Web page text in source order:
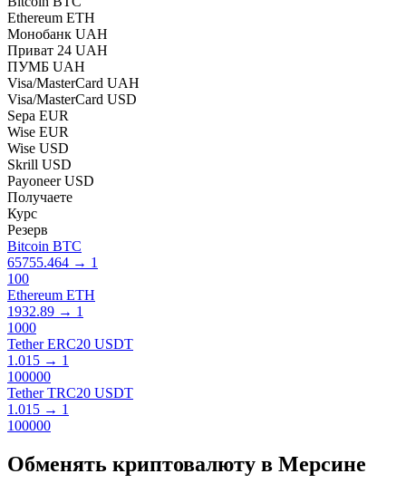
Ethereum ETH
Монобанк UAH
Приват 24 UAH
ПУМБ UAH
Visa/MasterCard UAH
Visa/MasterCard USD
Sepa EUR
Wise EUR
Wise USD
Skrill USD
Payoneer USD
Получаете
Курс
Резерв
Bitcoin BTC
65755.464 → 1
100
Ethereum ETH
1932.89 → 1
1000
Tether ERC20 USDT
1.015 → 1
100000
Tether TRC20 USDT
1.015 → 1
100000
Обменять криптовалюту в Мерсине